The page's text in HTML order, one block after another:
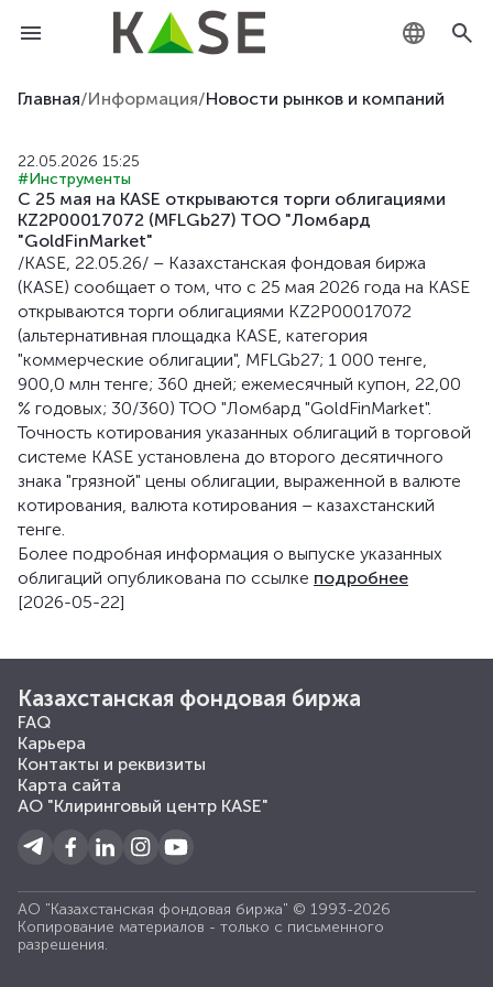
KZ
EN
Главная/Информация/Новости рынков и компаний
22.05.2026 15:25
#Инструменты
С 25 мая на KASE открываются торги облигациями
KZ2P00017072 (MFLGb27) ТОО "Ломбард
"GoldFinMarket"
/KASE, 22.05.26/ – Казахстанская фондовая биржа
(KASE) сообщает о том, что с 25 мая 2026 года на KASE
открываются торги облигациями KZ2P00017072
(альтернативная площадка KASE, категория
"коммерческие облигации", MFLGb27; 1 000 тенге,
900,0 млн тенге; 360 дней; ежемесячный купон, 22,00
% годовых; 30/360) ТОО "Ломбард "GoldFinMarket".
Точность котирования указанных облигаций в торговой
системе KASE установлена до второго десятичного
знака "грязной" цены облигации, выраженной в валюте
котирования, валюта котирования – казахстанский
тенге.
Более подробная информация о выпуске указанных
облигаций опубликована по ссылке подробнее
[2026-05-22]
Казахстанская фондовая биржа
FAQ
Карьера
Контакты и реквизиты
Карта сайта
АО "Клиринговый центр KASE"
АО "Казахстанская фондовая биржа" © 1993-2026
Копирование материалов - только с письменного
разрешения.